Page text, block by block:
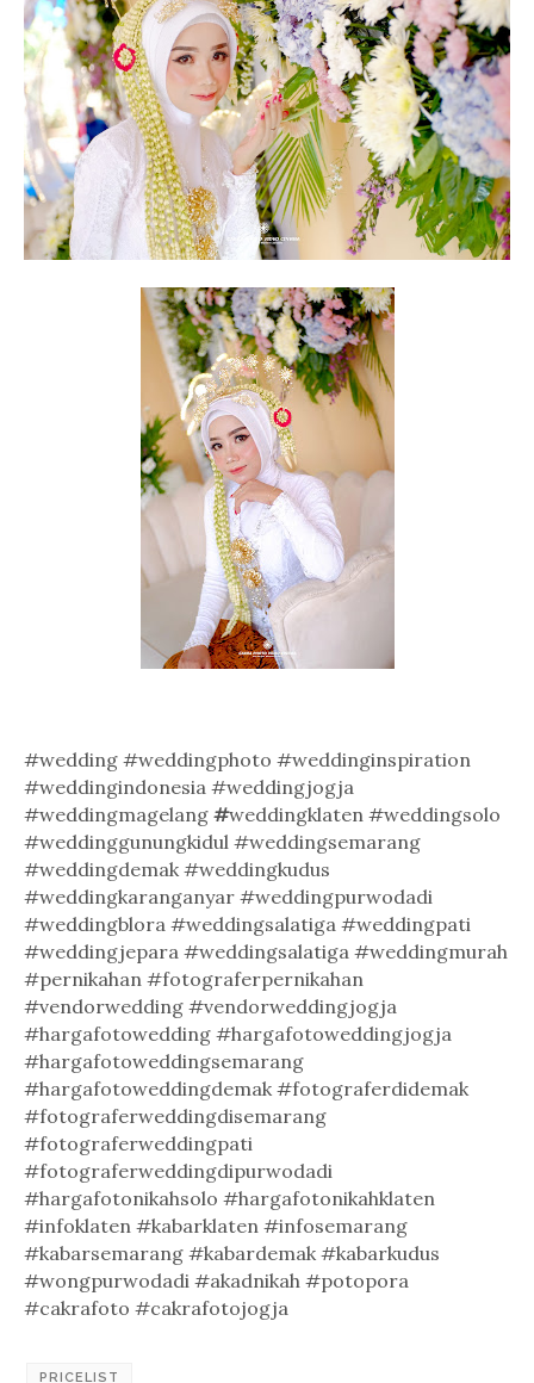
#wedding #weddingphoto #weddinginspiration
#weddingindonesia #weddingjogja
#weddingmagelang #weddingklaten #weddingsolo
#weddinggunungkidul #weddingsemarang
#weddingdemak #weddingkudus
#weddingkaranganyar #weddingpurwodadi
#weddingblora #weddingsalatiga #weddingpati
#weddingjepara #weddingsalatiga #weddingmurah
#pernikahan #fotograferpernikahan
#vendorwedding #vendorweddingjogja
#hargafotowedding #hargafotoweddingjogja
#hargafotoweddingsemarang
#hargafotoweddingdemak #fotograferdidemak
#fotograferweddingdisemarang
#fotograferweddingpati
#fotograferweddingdipurwodadi
#hargafotonikahsolo #hargafotonikahklaten
#infoklaten #kabarklaten #infosemarang
#kabarsemarang #kabardemak #kabarkudus
#wongpurwodadi #akadnikah #potopora
#cakrafoto #cakrafotojogja
PRICELIST